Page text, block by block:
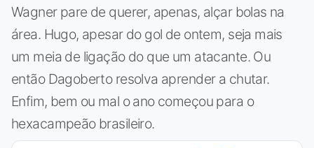
Wagner pare de querer, apenas, alçar bolas na
área. Hugo, apesar do gol de ontem, seja mais
um meia de ligação do que um atacante. Ou
então Dagoberto resolva aprender a chutar.
Enfim, bem ou mal o ano começou para o
hexacampeão brasileiro.